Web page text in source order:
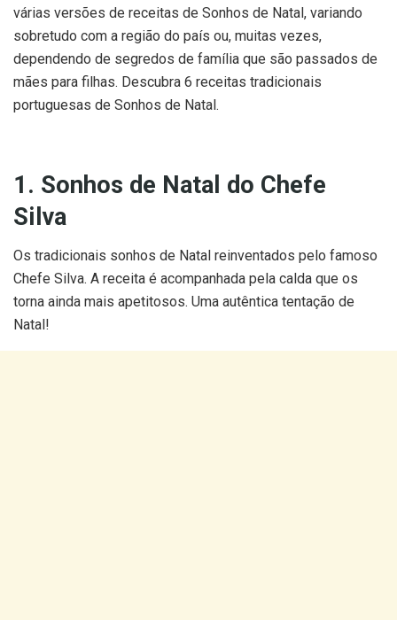
várias versões de receitas de Sonhos de Natal, variando
sobretudo com a região do país ou, muitas vezes,
dependendo de segredos de família que são passados de
mães para filhas. Descubra 6 receitas tradicionais
portuguesas de Sonhos de Natal.
1. Sonhos de Natal do Chefe
Silva
Os tradicionais sonhos de Natal reinventados pelo famoso
Chefe Silva. A receita é acompanhada pela calda que os
torna ainda mais apetitosos. Uma autêntica tentação de
Natal!